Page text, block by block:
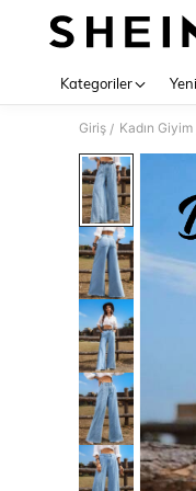
Kategoriler
Giriş / Kadın Giyim